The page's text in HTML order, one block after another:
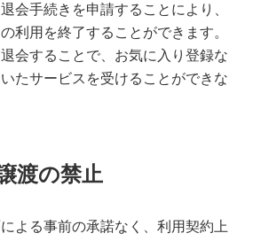
会手続きを申請することにより、
利用を終了することができます。
会することで、お気に入り登録な
たサービスを受けることができな
渡の禁止
よる事前の承諾なく、利用契約上